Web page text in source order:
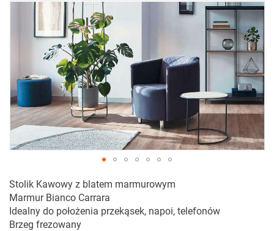
Przejdź
koniec
na
początek
galerii
Stolik Kawowy z blatem marmurowym
Marmur Bianco Carrara
Idealny do położenia przekąsek, napoi, telefonów
Brzeg frezowany